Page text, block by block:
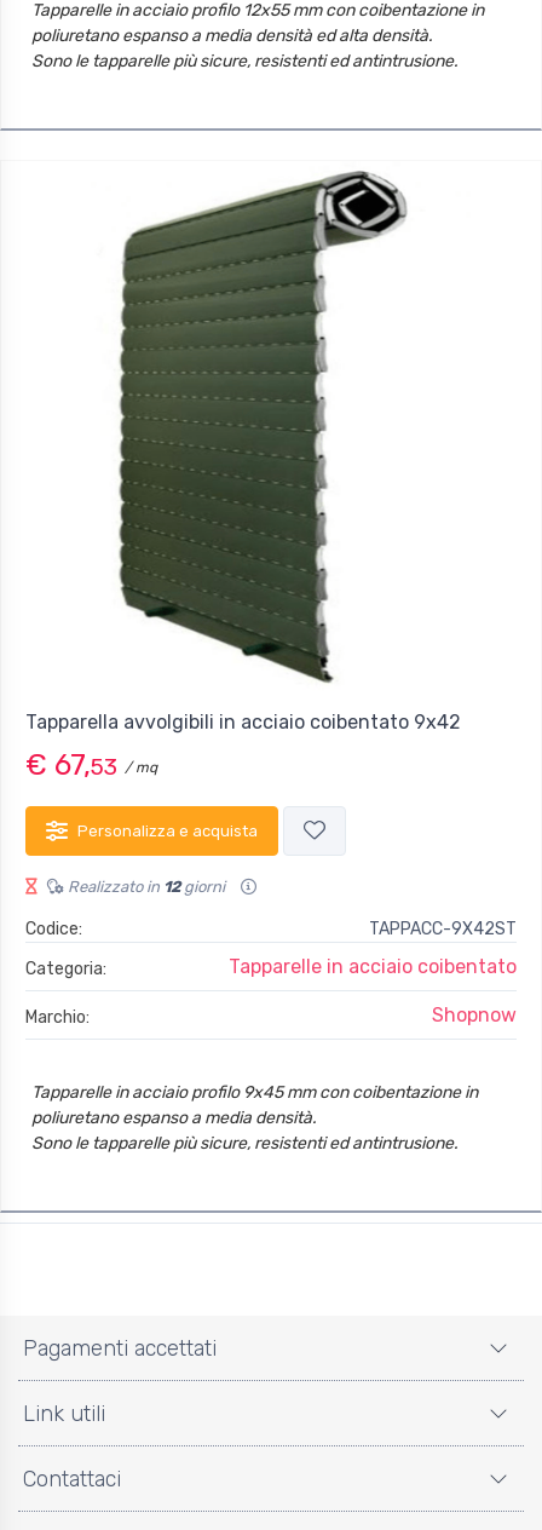
Tapparelle in acciaio profilo 12x55 mm con coibentazione in
poliuretano espanso a media densità ed alta densità.
Sono le tapparelle più sicure, resistenti ed antintrusione.
Tapparella avvolgibili in acciaio coibentato 9x42
€ 67,53 / mq
Personalizza e acquista
Realizzato in 12giorni
Codice:
TAPPACC-9X42ST
Categoria:
Tapparelle in acciaio coibentato
Marchio: Shopnow
Tapparelle in acciaio profilo 9x45 mm con coibentazione in
poliuretano espanso a media densità.
Sono le tapparelle più sicure, resistenti ed antintrusione.
Pagamenti accettati
Link utili
Contattaci